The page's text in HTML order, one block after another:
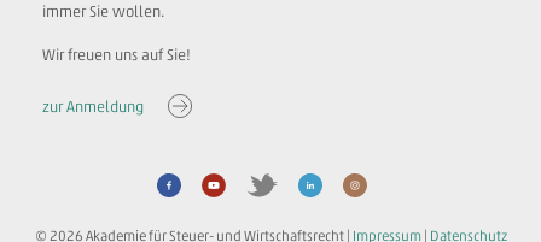
immer Sie wollen.
Wir freuen uns auf Sie!
zur Anmeldung
© 2026 Akademie für Steuer- und Wirtschaftsrecht | Impressum| Datenschutz